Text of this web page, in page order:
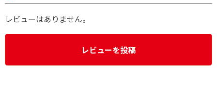
レビューはありません。
レビューを投稿